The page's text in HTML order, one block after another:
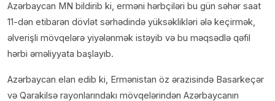
Azərbaycan MN bildirib ki, erməni hərbçiləri bu gün səhər saat
11-dən etibarən dövlət sərhədində yüksəklikləri ələ keçirmək,
əlverişli mövqelərə yiyələnmək istəyib və bu məqsədlə qəfil
hərbi əməliyyata başlayıb.
Azərbaycan elan edib ki, Ermənistan öz ərazisində Basarkeçər
və Qarakilsə rayonlarındakı mövqelərindən Azərbaycanın